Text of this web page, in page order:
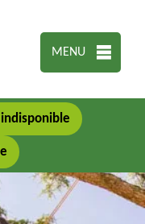
MENU
indisponible